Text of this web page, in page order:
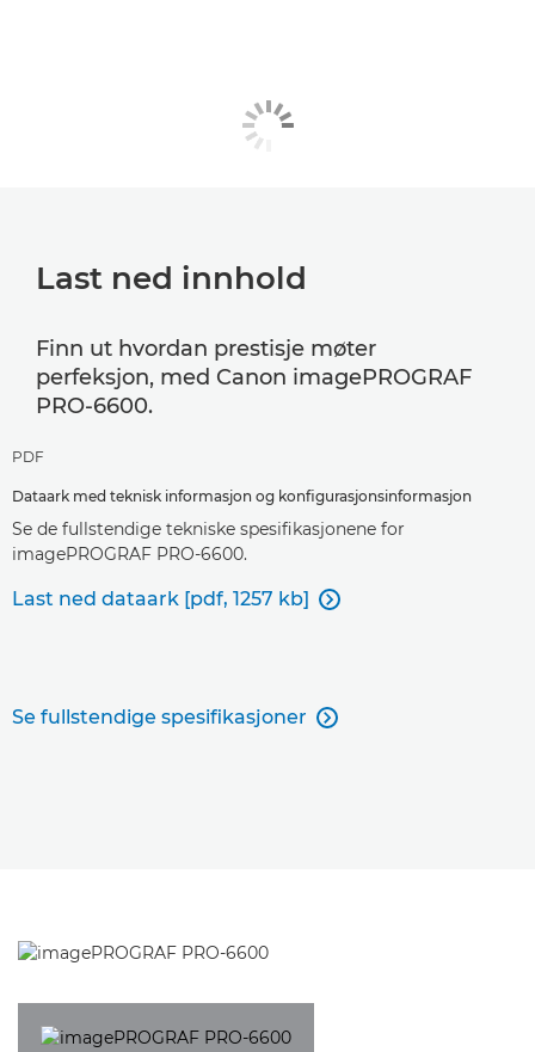
Last ned innhold
Finn ut hvordan prestisje møter
perfeksjon, med Canon imagePROGRAF
PRO-6600.
PDF
Dataark med teknisk informasjon og konfigurasjonsinformasjon
Se de fullstendige tekniske spesifikasjonene for
imagePROGRAF PRO-6600.
Last ned dataark [pdf, 1257 kb] 
Se fullstendige spesifikasjoner 